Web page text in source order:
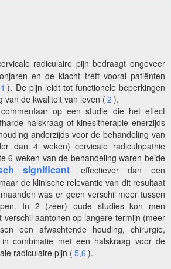
radiculaire pijn bedraagt ongeveer
en de klacht treft vooral patiënten
1 ). De pijn leidt tot functionele beperkingen
van de kwaliteit van leven ( 2 ).
op een studie die het effect
halskraag of kinesitherapie enerzijds
anderzijds voor de behandeling van
dan 4 weken) cervicale radiculopathie
6 weken van de behandeling waren beide
significant
effectiever dan een
de klinische relevantie van dit resultaat
was er geen verschil meer tussen
In 2 (zeer) oude studies kon men
verschil aantonen op langere termijn (meer
een afwachtende houding, chirurgie,
combinatie met een halskraag voor de
radiculaire pijn ( 5,6 ).